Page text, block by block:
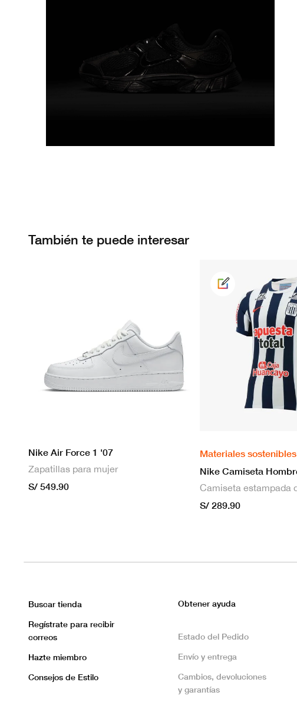
También te puede interesar
Nike Air Force 1 '07
Zapatillas para mujer
S/ 549.90
Materiales sostenibles
S/ 289.90
Buscar tienda
Regístrate para recibir
correos
Hazte miembro
Consejos de Estilo
Obtener ayuda
Estado del Pedido
Envío y entrega
Cambios, devoluciones
y garantías